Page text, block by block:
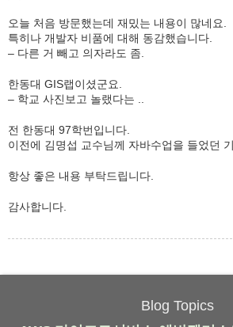
오늘 처음 방문했는데 재밌는 내용이 많네요.
특히나 개발자 비품에 대해 동감했습니다.
– 다른 거 빼고 의자라도 좀.
한동대 GIS랩이셨군요.
– 학교 사진보고 놀랬다는 ..
전 한동대 97학번입니다.
이전에 김명섭 교수님께 자바수업을 들었던
항상 좋은 내용 부탁드립니다.
감사합니다.
Blog Topics